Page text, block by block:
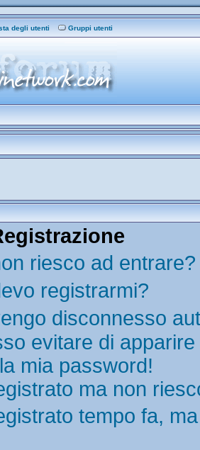
degli utenti Gruppi utenti
riesco ad entrare?
registrarmi?
disconnesso
evitare di
mia password!
ma non
tempo fa,